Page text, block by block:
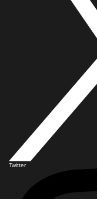
Twitter